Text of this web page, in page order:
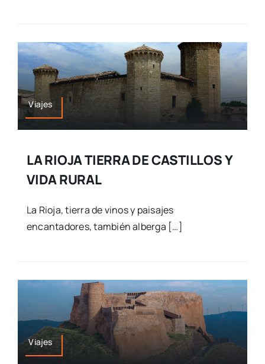
Viajes
LA RIOJA TIERRA DE CASTILLOS Y
VIDA RURAL
La Rioja, tierra de vinos y paisajes
encantadores, también alberga […]
Viajes